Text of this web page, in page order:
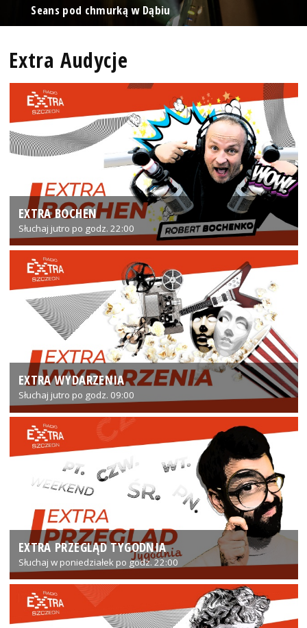
Seans pod chmurką w Dąbiu
Extra Audycje
EXTRA BOCHEN
Słuchaj jutro po godz. 22:00
EXTRA WYDARZENIA
Słuchaj jutro po godz. 09:00
EXTRA PRZEGLĄD TYGODNIA
Słuchaj w poniedziałek po godz. 22:00